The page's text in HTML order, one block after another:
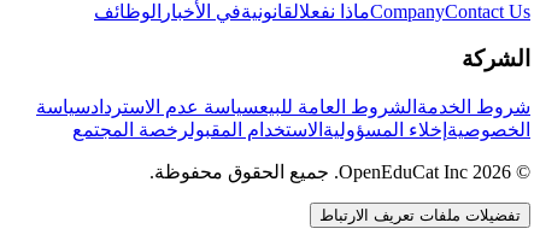
CompanyContact Us ماذا نفعلالقانونيةفي الأخبار الوظائف
الشركة
شروط الخدمة الشروط العامة للبيعسياسة عدم الاستردادسياسة
الخصوصية إخلاء المسؤولية الاستخدام المقبولرخصة المجتمع
© 2026 OpenEduCat Inc. جميع الحقوق محفوظة.
تفضيلات ملفات تعريف الارتباط